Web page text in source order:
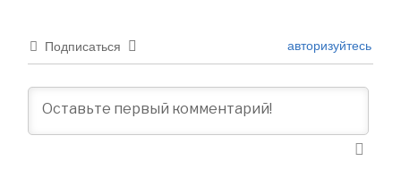
Подписаться авторизуйтесь